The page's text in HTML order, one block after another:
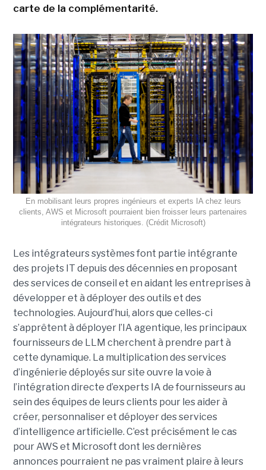
carte de la complémentarité.
En mobilisant leurs propres ingénieurs et experts IA chez leurs
clients, AWS et Microsoft pourraient bien froisser leurs partenaires
intégrateurs historiques. (Crédit Microsoft)
Les intégrateurs systèmes font partie intégrante
des projets IT depuis des décennies en proposant
des services de conseil et en aidant les entreprises à
développer et à déployer des outils et des
technologies. Aujourd’hui, alors que celles-ci
s’apprêtent à déployer l’IA agentique, les principaux
fournisseurs de LLM cherchent à prendre part à
cette dynamique. La multiplication des services
d’ingénierie déployés sur site ouvre la voie à
l’intégration directe d’experts IA de fournisseurs au
sein des équipes de leurs clients pour les aider à
créer, personnaliser et déployer des services
d’intelligence artificielle. C’est précisément le cas
pour AWS et Microsoft dont les dernières
annonces pourraient ne pas vraiment plaire à leurs